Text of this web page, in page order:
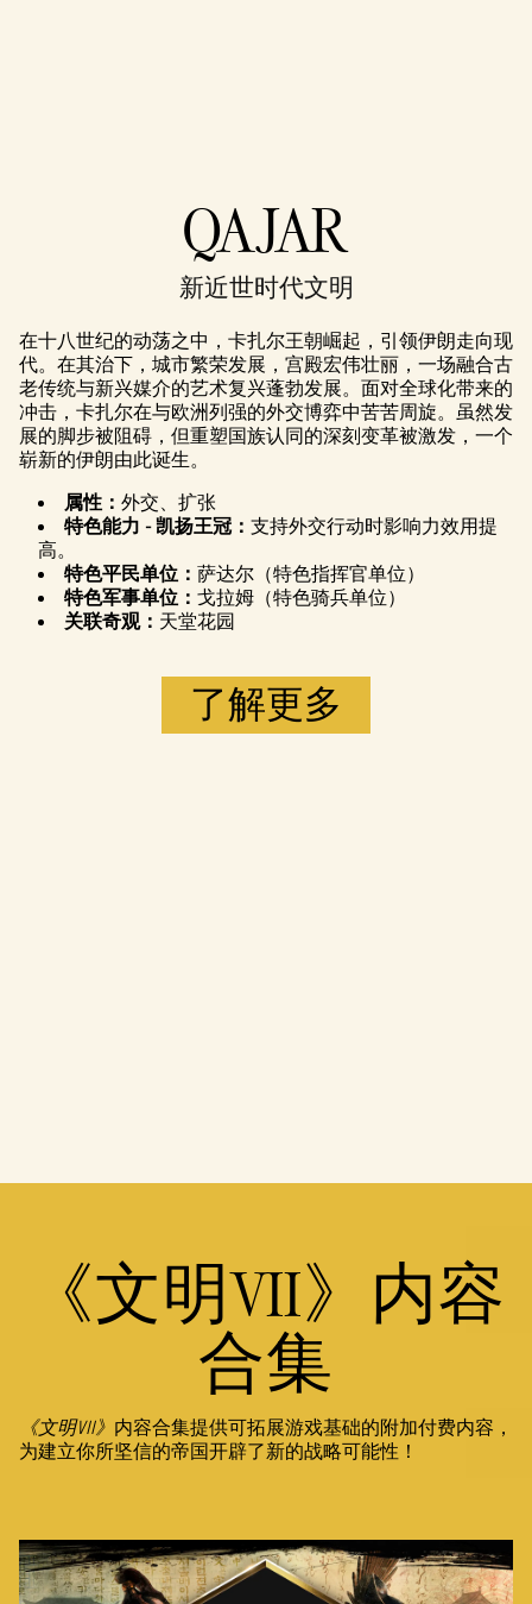
即意味着你
同意YouTube
的隐私政策
以及将数据
传输至 Google
服务器。
QAJAR
新近世时代文明
在十八世纪的动荡之中，卡扎尔王朝崛起，引领伊朗走向现
代。在其治下，城市繁荣发展，宫殿宏伟壮丽，一场融合古
老传统与新兴媒介的艺术复兴蓬勃发展。面对全球化带来的
冲击，卡扎尔在与欧洲列强的外交博弈中苦苦周旋。虽然发
展的脚步被阻碍，但重塑国族认同的深刻变革被激发，一个
崭新的伊朗由此诞生。
属性： 外交、扩张
特色能力 - 凯扬王冠： 支持外交行动时影响力效用提
高。
特色平民单位： 萨达尔（特色指挥官单位）
特色军事单位： 戈拉姆（特色骑兵单位）
关联奇观： 天堂花园
了解更多
& Play
即意味着你
同意YouTube
的隐私政策
以及将数据
《文明VII》内容
合集
《文明VII》 内容合集提供可拓展游戏基础的附加付费内容，
为建立你所坚信的帝国开辟了新的战略可能性！